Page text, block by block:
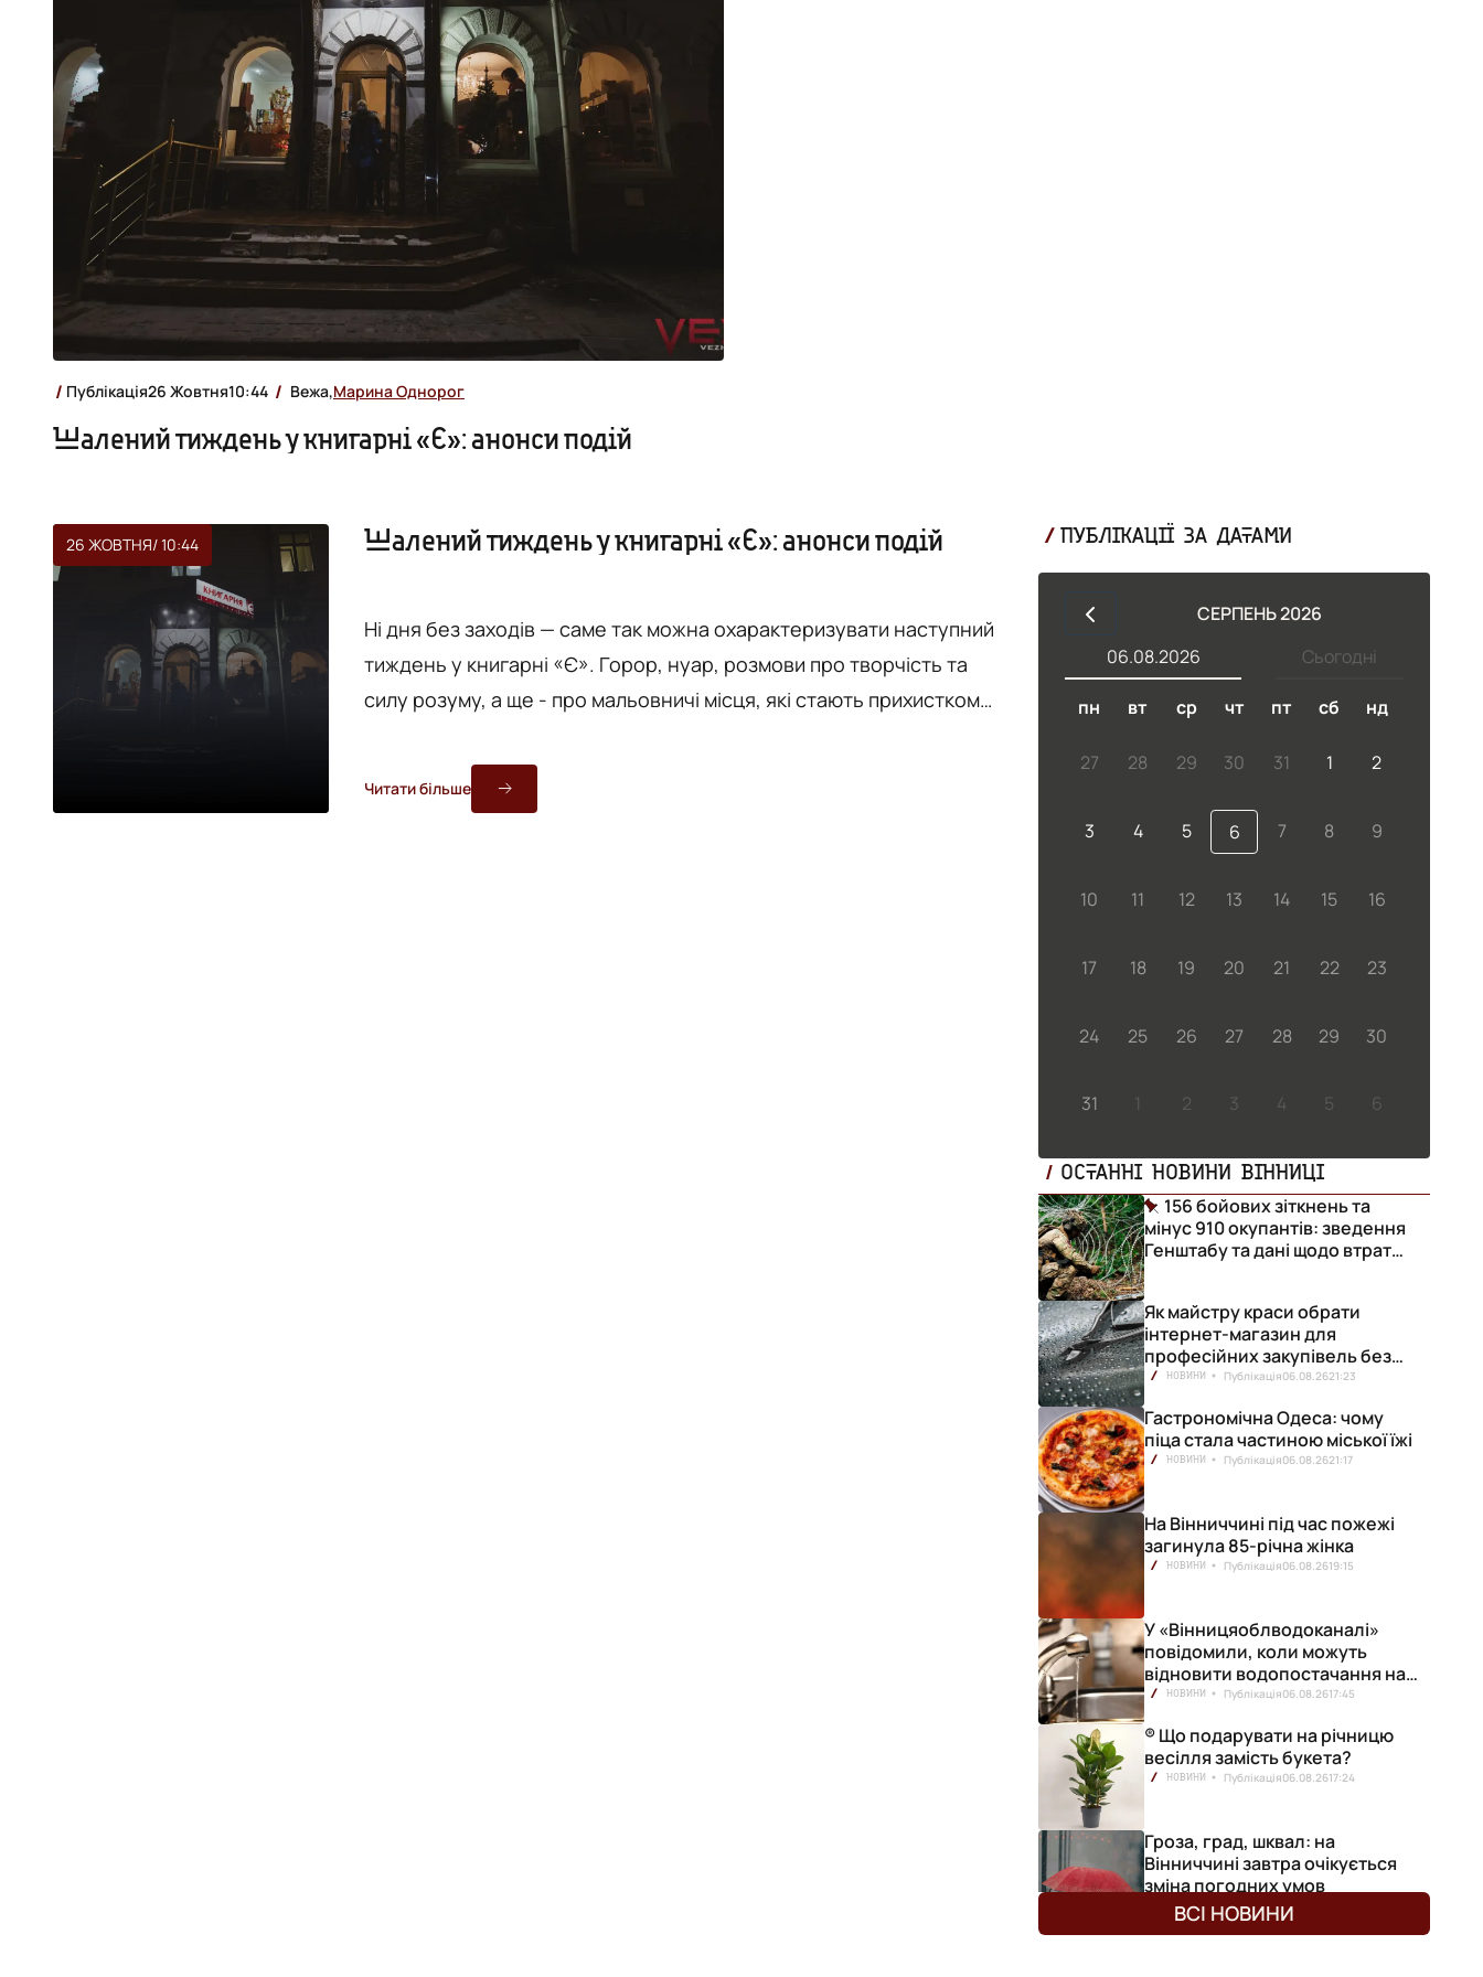
Публікація26 Жовтня10:44 Вежа,Марина Однорог
Шалений тиждень у книгарні «Є»: анонси подій
26 ЖОВТНЯ/ 10:44 Шалений тиждень у книгарні «Є»: анонси подій
Ні дня без заходів — саме так можна охарактеризувати наступний
тиждень у книгарні «Є». Горор, нуар, розмови про творчість та
силу розуму, а ще - про мальовничі місця, які стають прихистком
«Є», VежА вирішила зібрати всі події разом та коротко розповісти
Читати більше
ПУБЛІКАЦІЇ ЗА ДАТАМИ
СЕРПЕНЬ 2026
Сьогодні
06.08.2026
пн вт ср чт пт сб нд
27 28 29 30 31 1 2
3 4 5 6 7 8 9
10 11 12 13 14 15 16
17 18 19 20 21 22 23
24 25 26 27 28 29 30
31 1 2 3 4 5 6
ОСТАННІ НОВИНИ ВІННИЦІ
156 бойових зіткнень та
мінус 910 окупантів: зведення
Генштабу та дані щодо втрат
Як майстру краси обрати
інтернет-магазин для
професійних закупівель без
ризику переплат
НОВИНИ Публікація06.08.2621:23
Гастрономічна Одеса: чому
піца стала частиною міської їжі
НОВИНИ Публікація06.08.2621:17
На Вінниччині під час пожежі
загинула 85-річна жінка
НОВИНИ Публікація06.08.2619:15
У «Вінницяоблводоканалі»
повідомили, коли можуть
відновити водопостачання на
лівобережжі міста
НОВИНИ Публікація06.08.2617:45
® Що подарувати на річницю
весілля замість букета?
НОВИНИ Публікація06.08.2617:24
Гроза, град, шквал: на
Вінниччині завтра очікується
зміна погодних умов
НОВИНИ Публікація06.08.26
ВСІ НОВИНИ